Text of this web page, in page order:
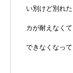
い別けど別れ
カが耐えなく
できなくなって